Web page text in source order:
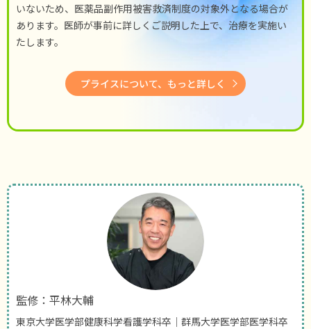
いないため、医薬品副作用被害救済制度の対象外となる場合が
あります。医師が事前に詳しくご説明した上で、治療を実施い
たします。
プライスについて、もっと詳しく
監修：平林大輔
東京大学医学部健康科学看護学科卒｜群馬大学医学部医学科卒